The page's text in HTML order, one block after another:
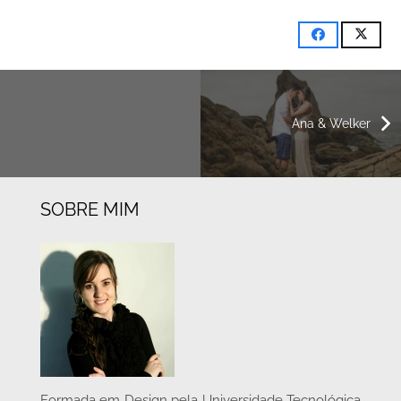
Ana & Welker
SOBRE MIM